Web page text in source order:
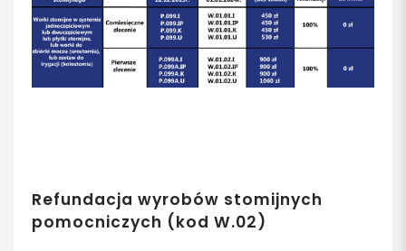
Refundacja wyrobów stomijnych
pomocniczych (kod W.02)